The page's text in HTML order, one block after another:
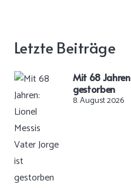
Letzte Beiträge
Mit 68
gestorben
8. August 2026